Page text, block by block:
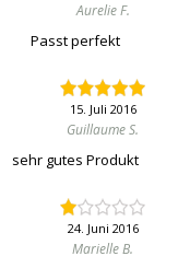
Aurelie F.
Passt perfekt
15. Juli 2016
Guillaume S.
sehr gutes Produkt
24. Juni 2016
Marielle B.